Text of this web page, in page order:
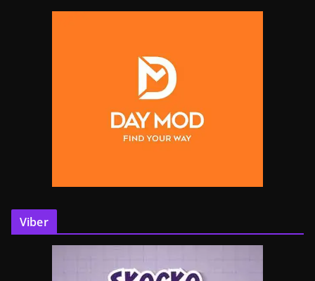
Viber